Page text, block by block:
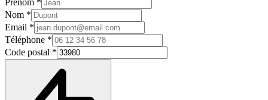
Prénom *
Nom *
Email *
Téléphone *
Code postal *